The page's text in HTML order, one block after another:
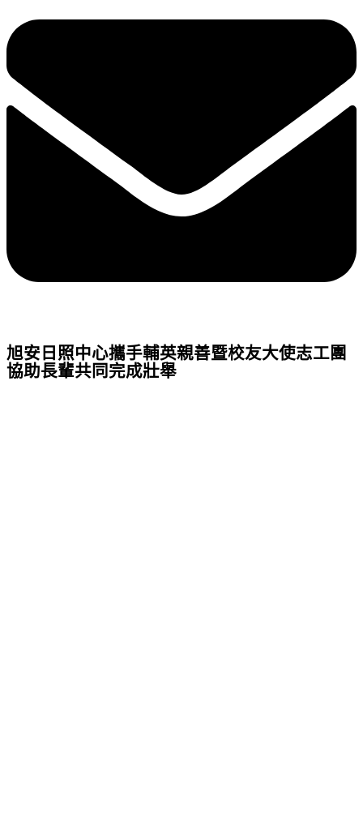
旭安日照中心攜手輔英親善暨校友大使志工團
協助長輩共同完成壯舉